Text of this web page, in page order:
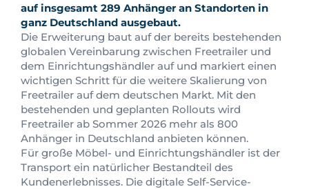
auf insgesamt 289 Anhänger an Standorten in
ganz Deutschland ausgebaut.
Die Erweiterung baut auf der bereits bestehenden
globalen Vereinbarung zwischen Freetrailer und
dem Einrichtungshändler auf und markiert einen
wichtigen Schritt für die weitere Skalierung von
Freetrailer auf dem deutschen Markt. Mit den
bestehenden und geplanten Rollouts wird
Freetrailer ab Sommer 2026 mehr als 800
Anhänger in Deutschland anbieten können.
Für große Möbel- und Einrichtungshändler ist der
Transport ein natürlicher Bestandteil des
Kundenerlebnisses. Die digitale Self-Service-